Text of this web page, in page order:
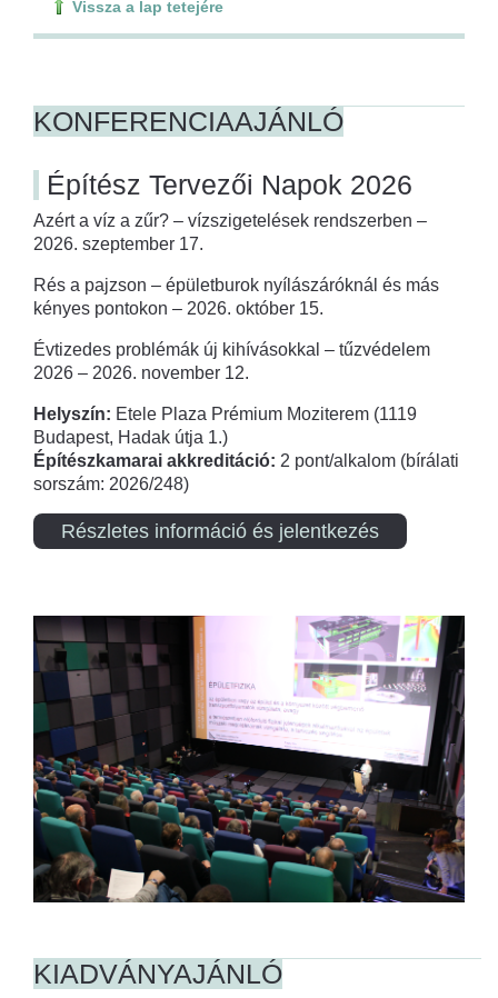
Vissza a lap tetejére
KONFERENCIAAJÁNLÓ
Építész Tervezői Napok 2026
Azért a víz a zűr? – vízszigetelések rendszerben –
2026. szeptember 17.
Rés a pajzson – épületburok nyílászáróknál és más
kényes pontokon – 2026. október 15.
Évtizedes problémák új kihívásokkal – tűzvédelem
2026 – 2026. november 12.
Helyszín: Etele Plaza Prémium Moziterem (1119
Budapest, Hadak útja 1.)
Építészkamarai akkreditáció: 2 pont/alkalom (bírálati
sorszám: 2026/248)
Részletes információ és jelentkezés
KIADVÁNYAJÁNLÓ